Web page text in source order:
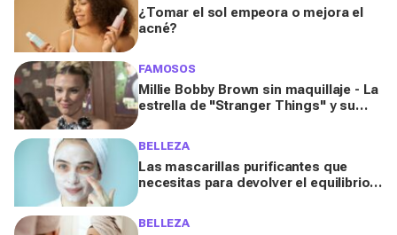
¿Tomar el sol empeora o mejora el
acné?
FAMOSOS
Millie Bobby Brown sin maquillaje - La
estrella de "Stranger Things" y su
BELLEZA
Las mascarillas purificantes que
necesitas para devolver el equilibrio
BELLEZA